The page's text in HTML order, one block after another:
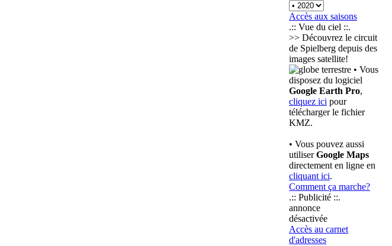
Accès aux saisons
.:: Vue du ciel ::.
>> Découvrez le circuit
de Spielberg depuis des
images satellite!
• Vous
disposez du logiciel
Google Earth Pro,
cliquez ici pour
télécharger le fichier
KMZ.
• Vous pouvez aussi
utiliserGoogle Maps
directement en ligne en
cliquant ici.
Comment ça marche?
.:: Publicité ::.
annonce
désactivée
Accès au carnet
d'adresses